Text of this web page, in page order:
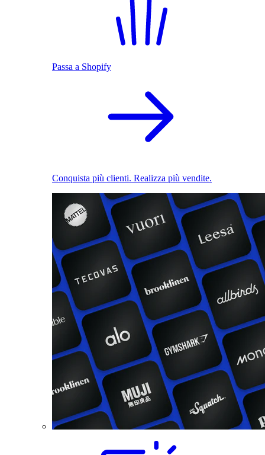
Passa a Shopify
Conquista più clienti. Realizza più vendite.